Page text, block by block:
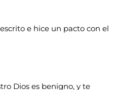
e hice un pacto con el
Dios es benigno, y te